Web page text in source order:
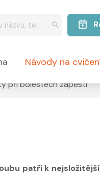
Návody na
při bolestech zápěstí
patří k